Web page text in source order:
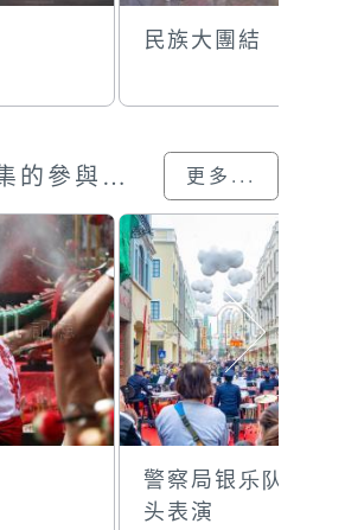
民族大團結
澳門回歸25載”攝影展圖片徵集的參與作品 更多...
警察局银乐队街
头表演